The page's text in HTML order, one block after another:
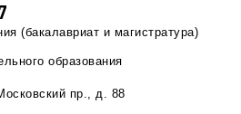
(бакалавриат и магистратура)
образования
пр., д. 88